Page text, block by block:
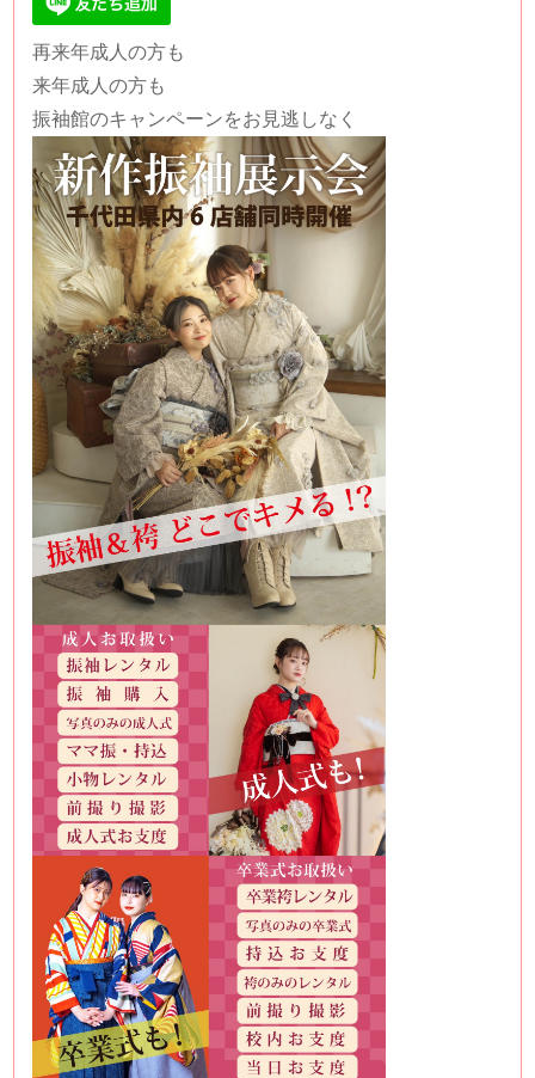
再来年成人の方も
来年成人の方も
振袖館のキャンペーンをお見逃しなく